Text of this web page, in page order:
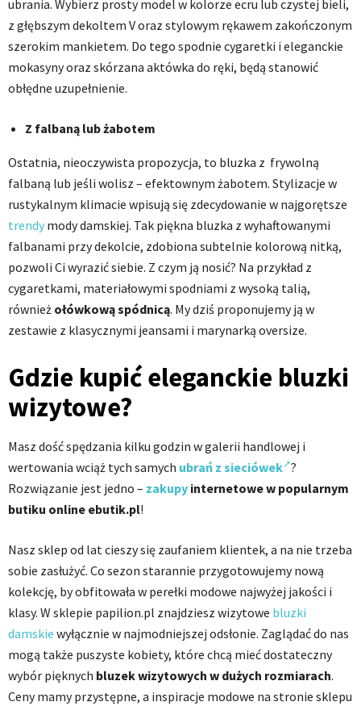
ubrania. Wybierz prosty model w kolorze ecru lub czystej bieli,
z głębszym dekoltem V oraz stylowym rękawem zakończonym
szerokim mankietem. Do tego spodnie cygaretki i eleganckie
mokasyny oraz skórzana aktówka do ręki, będą stanowić
obłędne uzupełnienie.
Z falbaną lub żabotem
Ostatnia, nieoczywista propozycja, to bluzka z frywolną
falbaną lub jeśli wolisz – efektownym żabotem. Stylizacje w
rustykalnym klimacie wpisują się zdecydowanie w najgorętsze
trendy mody damskiej. Tak piękna bluzka z wyhaftowanymi
falbanami przy dekolcie, zdobiona subtelnie kolorową nitką,
pozwoli Ci wyrazić siebie. Z czym ją nosić? Na przykład z
cygaretkami, materiałowymi spodniami z wysoką talią,
również ołówkową spódnicą. My dziś proponujemy ją w
zestawie z klasycznymi jeansami i marynarką oversize.
Gdzie kupić eleganckie bluzki
wizytowe?
Masz dość spędzania kilku godzin w galerii handlowej i
wertowania wciąż tych samych ubrań z sieciówek ?
Rozwiązanie jest jedno – zakupy internetowe w popularnym
butiku online ebutik.pl!
Nasz sklep od lat cieszy się zaufaniem klientek, a na nie trzeba
sobie zasłużyć. Co sezon starannie przygotowujemy nową
kolekcję, by obfitowała w perełki modowe najwyżej jakości i
klasy. W sklepie papilion.pl znajdziesz wizytowe bluzki
damskie wyłącznie w najmodniejszej odsłonie. Zaglądać do nas
mogą także puszyste kobiety, które chcą mieć dostateczny
wybór pięknych bluzek wizytowych w dużych rozmiarach.
Ceny mamy przystępne, a inspiracje modowe na stronie sklepu